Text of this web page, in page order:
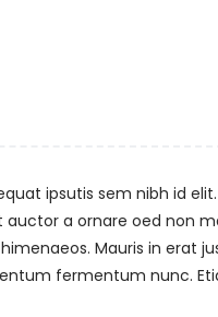
ipsutis sem nibh id
a ornare oed non
Mauris in erat
fermentum nunc.